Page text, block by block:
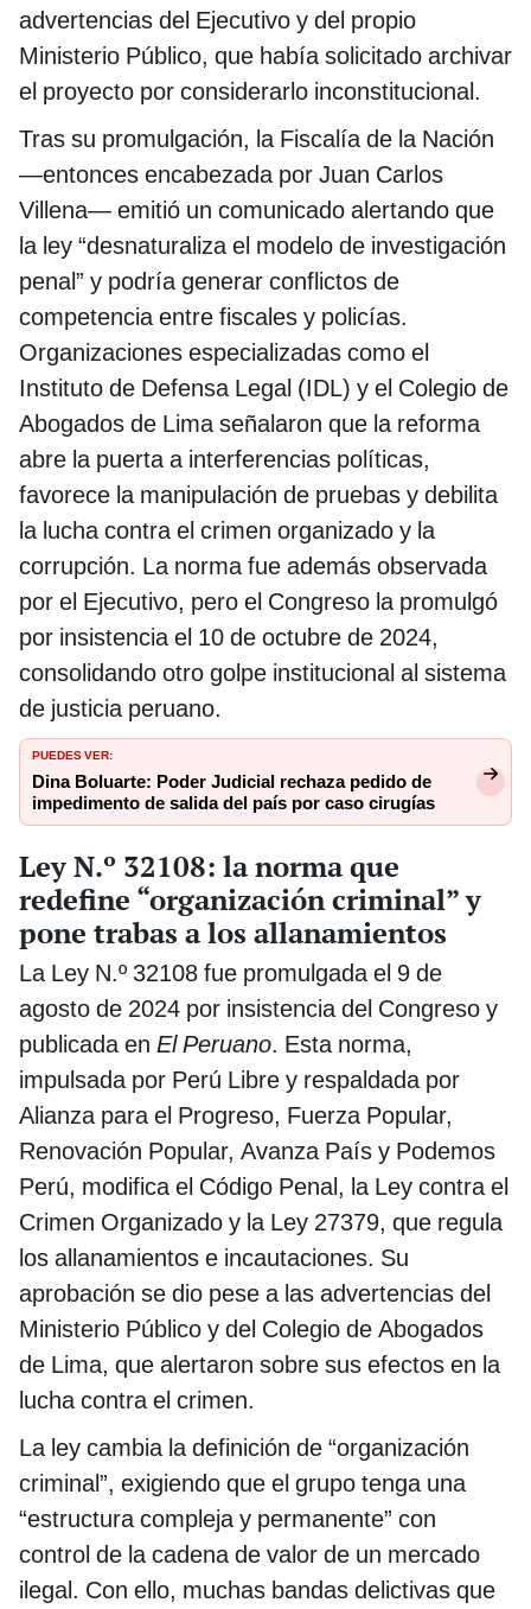
advertencias del Ejecutivo y del propio
Ministerio Público, que había solicitado archivar
el proyecto por considerarlo inconstitucional.
Tras su promulgación, la Fiscalía de la Nación
—entonces encabezada por Juan Carlos
Villena— emitió un comunicado alertando que
la ley “desnaturaliza el modelo de investigación
penal” y podría generar conflictos de
competencia entre fiscales y policías.
Organizaciones especializadas como el
Instituto de Defensa Legal (IDL) y el Colegio de
Abogados de Lima señalaron que la reforma
abre la puerta a interferencias políticas,
favorece la manipulación de pruebas y debilita
la lucha contra el crimen organizado y la
corrupción. La norma fue además observada
por el Ejecutivo, pero el Congreso la promulgó
por insistencia el 10 de octubre de 2024,
consolidando otro golpe institucional al sistema
de justicia peruano.
PUEDES VER:
Dina Boluarte: Poder Judicial rechaza pedido de
impedimento de salida del país por caso cirugías
Ley N.º 32108: la norma que
redefine “organización criminal” y
pone trabas a los allanamientos
La Ley N.º 32108 fue promulgada el 9 de
agosto de 2024 por insistencia del Congreso y
publicada en El Peruano. Esta norma,
impulsada por Perú Libre y respaldada por
Alianza para el Progreso, Fuerza Popular,
Renovación Popular, Avanza País y Podemos
Perú, modifica el Código Penal, la Ley contra el
Crimen Organizado y la Ley 27379, que regula
los allanamientos e incautaciones. Su
aprobación se dio pese a las advertencias del
Ministerio Público y del Colegio de Abogados
de Lima, que alertaron sobre sus efectos en la
lucha contra el crimen.
La ley cambia la definición de “organización
criminal”, exigiendo que el grupo tenga una
“estructura compleja y permanente” con
control de la cadena de valor de un mercado
ilegal. Con ello, muchas bandas delictivas que